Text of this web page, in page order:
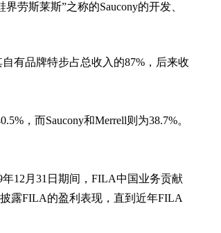
劳斯莱斯”之称的Saucony的开发、
有品牌特步占总收入的87%，后来收
，而Saucony和Merrell则为38.7%。
12月31日期间，FILA中国业务贡献
露FILA的盈利表现，直到近年FILA